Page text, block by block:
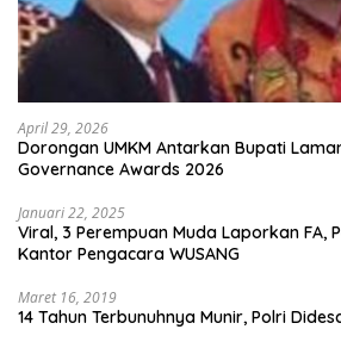
April 29, 2026
Dorongan UMKM Antarkan Bupati
Governance Awards 2026
Januari 22, 2025
Viral, 3 Perempuan Muda Laporkan FA,
Kantor Pengacara WUSANG
Maret 16, 2019
14 Tahun Terbunuhnya Munir, Polri